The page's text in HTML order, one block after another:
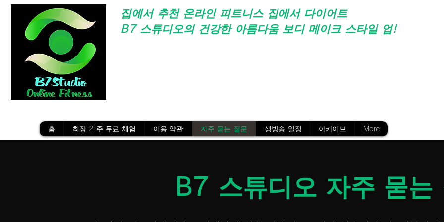
집에서 추천 온라인 피트니스 집에서 다이어트
B7 스튜디오의 건강한 아름다움 보디 메이크 스타일 업!
홈 최장 2 주 무료 체험 이용 약관 자주 묻는 질문 생방송 일정 아카이브 More
B7 스튜디오 자주 묻는